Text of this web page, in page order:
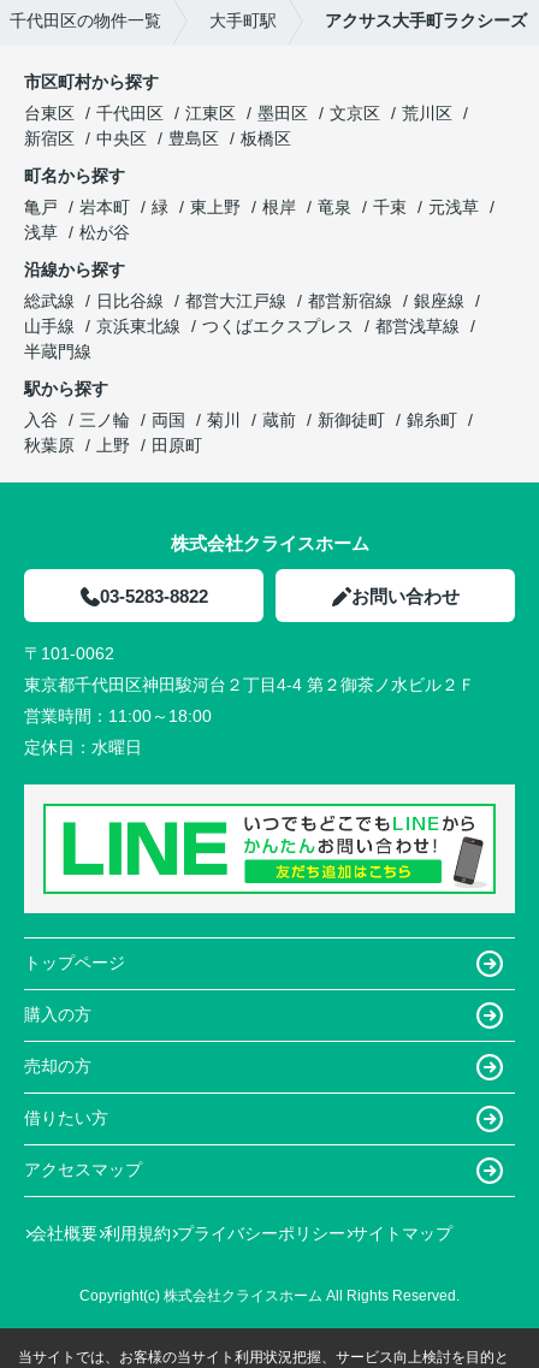
千代田区の物件一覧 大手町駅 アクサス大手町ラクシーズ
市区町村から探す
台東区
千代田区 江東区 墨田区 文京区
荒川区
新宿区
中央区 豊島区
板橋区
町名から探す
亀戸
岩本町 緑 東上野 根岸 竜泉 千束
元浅草
浅草
松が谷
沿線から探す
総武線
日比谷線 都営大江戸線 都営新宿線
銀座線
山手線
京浜東北線 つくばエクスプレス
都営浅草線
半蔵門線
駅から探す
入谷
三ノ輪 両国 菊川 蔵前 新御徒町
錦糸町
秋葉原
上野 田原町
株式会社クライスホーム
03-5283-8822 お問い合わせ
〒101-0062
東京都千代田区神田駿河台２丁目4-4 第２御茶ノ水ビル２Ｆ
営業時間： 11:00～18:00
定休日： 水曜日
トップページ
購入の方
売却の方
借りたい方
アクセスマップ
会社概要 利用規約 プライバシーポリシー サイトマップ
Copyright(c) 株式会社クライスホーム All Rights Reserved.
当サイトでは、お客様の当サイト利用状況把握、サービス向上検討を目的と